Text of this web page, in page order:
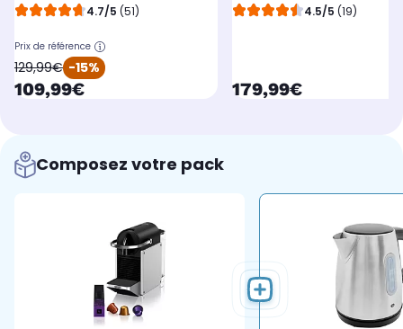
4.7/5 (51)
Prix de référence
oldPrice
129,99€ -15%
currentPrice
109,99€
4.5/5 (19)
currentPrice
179,99€
Composez votre pack